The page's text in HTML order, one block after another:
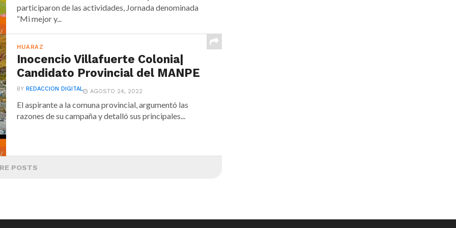
participaron de las actividades, Jornada denominada
“Mi mejor y...
HUARAZ
Inocencio Villafuerte Colonia|
Candidato Provincial del MANPE
BYREDACCION DIGITAL AGOSTO 24, 2022
El aspirante a la comuna provincial, argumentó las
razones de su campaña y detalló sus principales...
POSTS